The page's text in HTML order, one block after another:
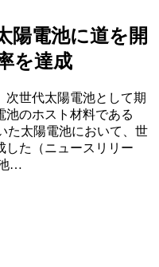
陽電池に道を開
を達成
次世代太陽電池として期
池のホスト材料である
た太陽電池において、世
した（ニュースリリー
…